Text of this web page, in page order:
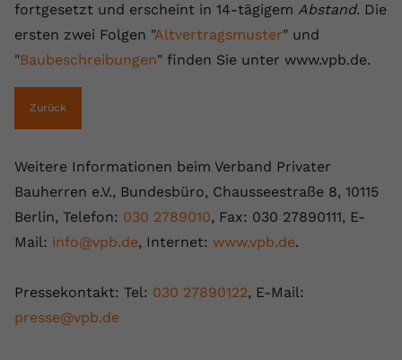
fortgesetzt und erscheint in 14-tägigem Abstand. Die
ersten zwei Folgen "Altvertragsmuster" und
"Baubeschreibungen" finden Sie unter www.vpb.de.
Zurück
Weitere Informationen beim Verband Privater
Bauherren e.V., Bundesbüro, Chausseestraße 8, 10115
Berlin, Telefon: 030 2789010, Fax: 030 27890111, E-
Mail: info@vpb.de, Internet: www.vpb.de.
Pressekontakt: Tel: 030 27890122, E-Mail:
presse@vpb.de